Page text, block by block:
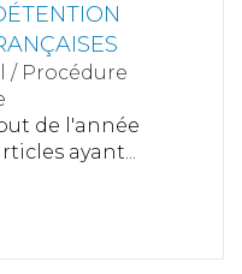
/ Procédure
de l'année
ayant...